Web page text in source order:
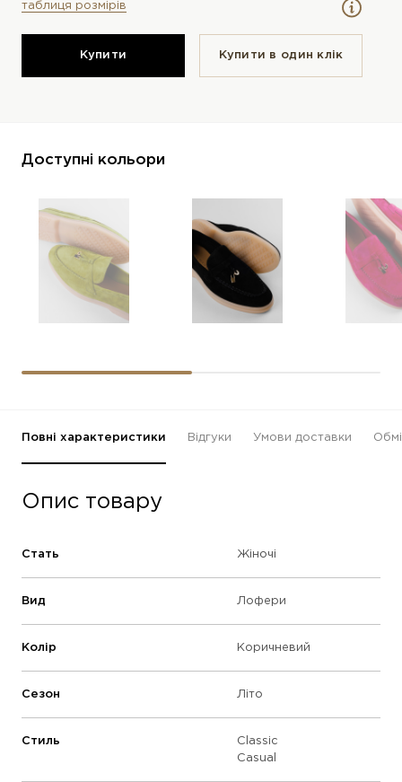
таблиця розмірів
Купити Купити в один клiк
Доступні кольори
Повні характеристики Відгуки Умови доставки
Опис товару
Стать Жіночі
Вид Лофери
Колір Коричневий
Сезон Літо
Стиль
Classic
Casual